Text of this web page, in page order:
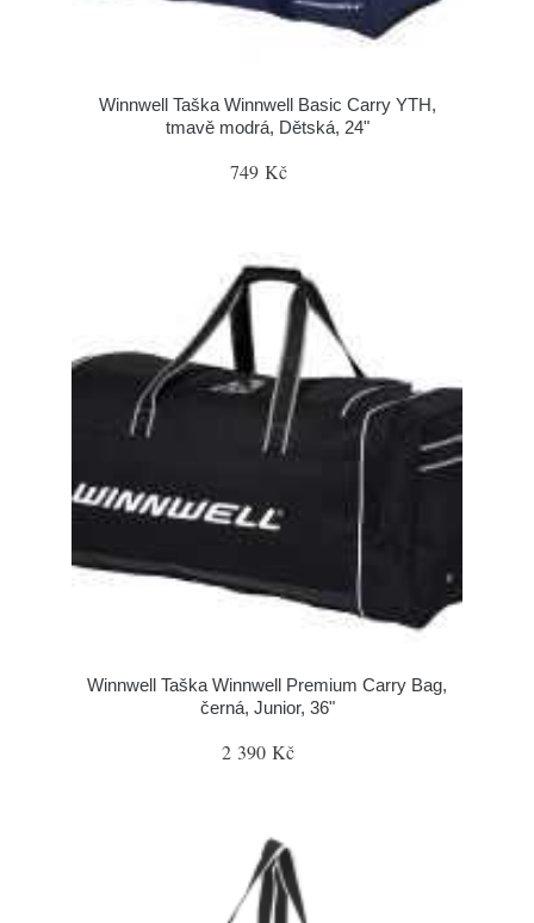
Winnwell Taška Winnwell Basic Carry YTH,
tmavě modrá, Dětská, 24"
749 Kč
Winnwell Taška Winnwell Premium Carry Bag,
černá, Junior, 36"
2 390 Kč